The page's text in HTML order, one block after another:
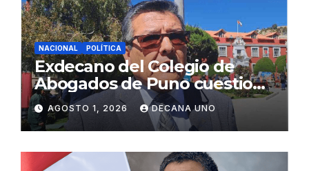
NACIONAL POLÍTICA
Exdecano del Colegio de
Abogados de Puno cuestiona
propuestas sobre seguridad
ciudadana
AGOSTO 1, 2026 DECANA UNO